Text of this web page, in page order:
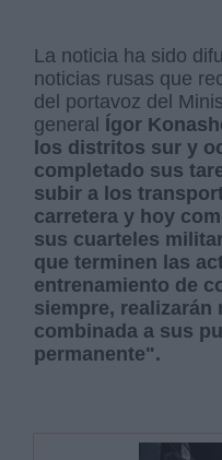
La noticia ha sido
noticias rusas que
del portavoz del
general Ígor
los distritos sur y
completado sus
subir a los
carretera y hoy
sus cuarteles
que terminen las
entrenamiento de
siempre, realizarán
combinada a sus
permanente".